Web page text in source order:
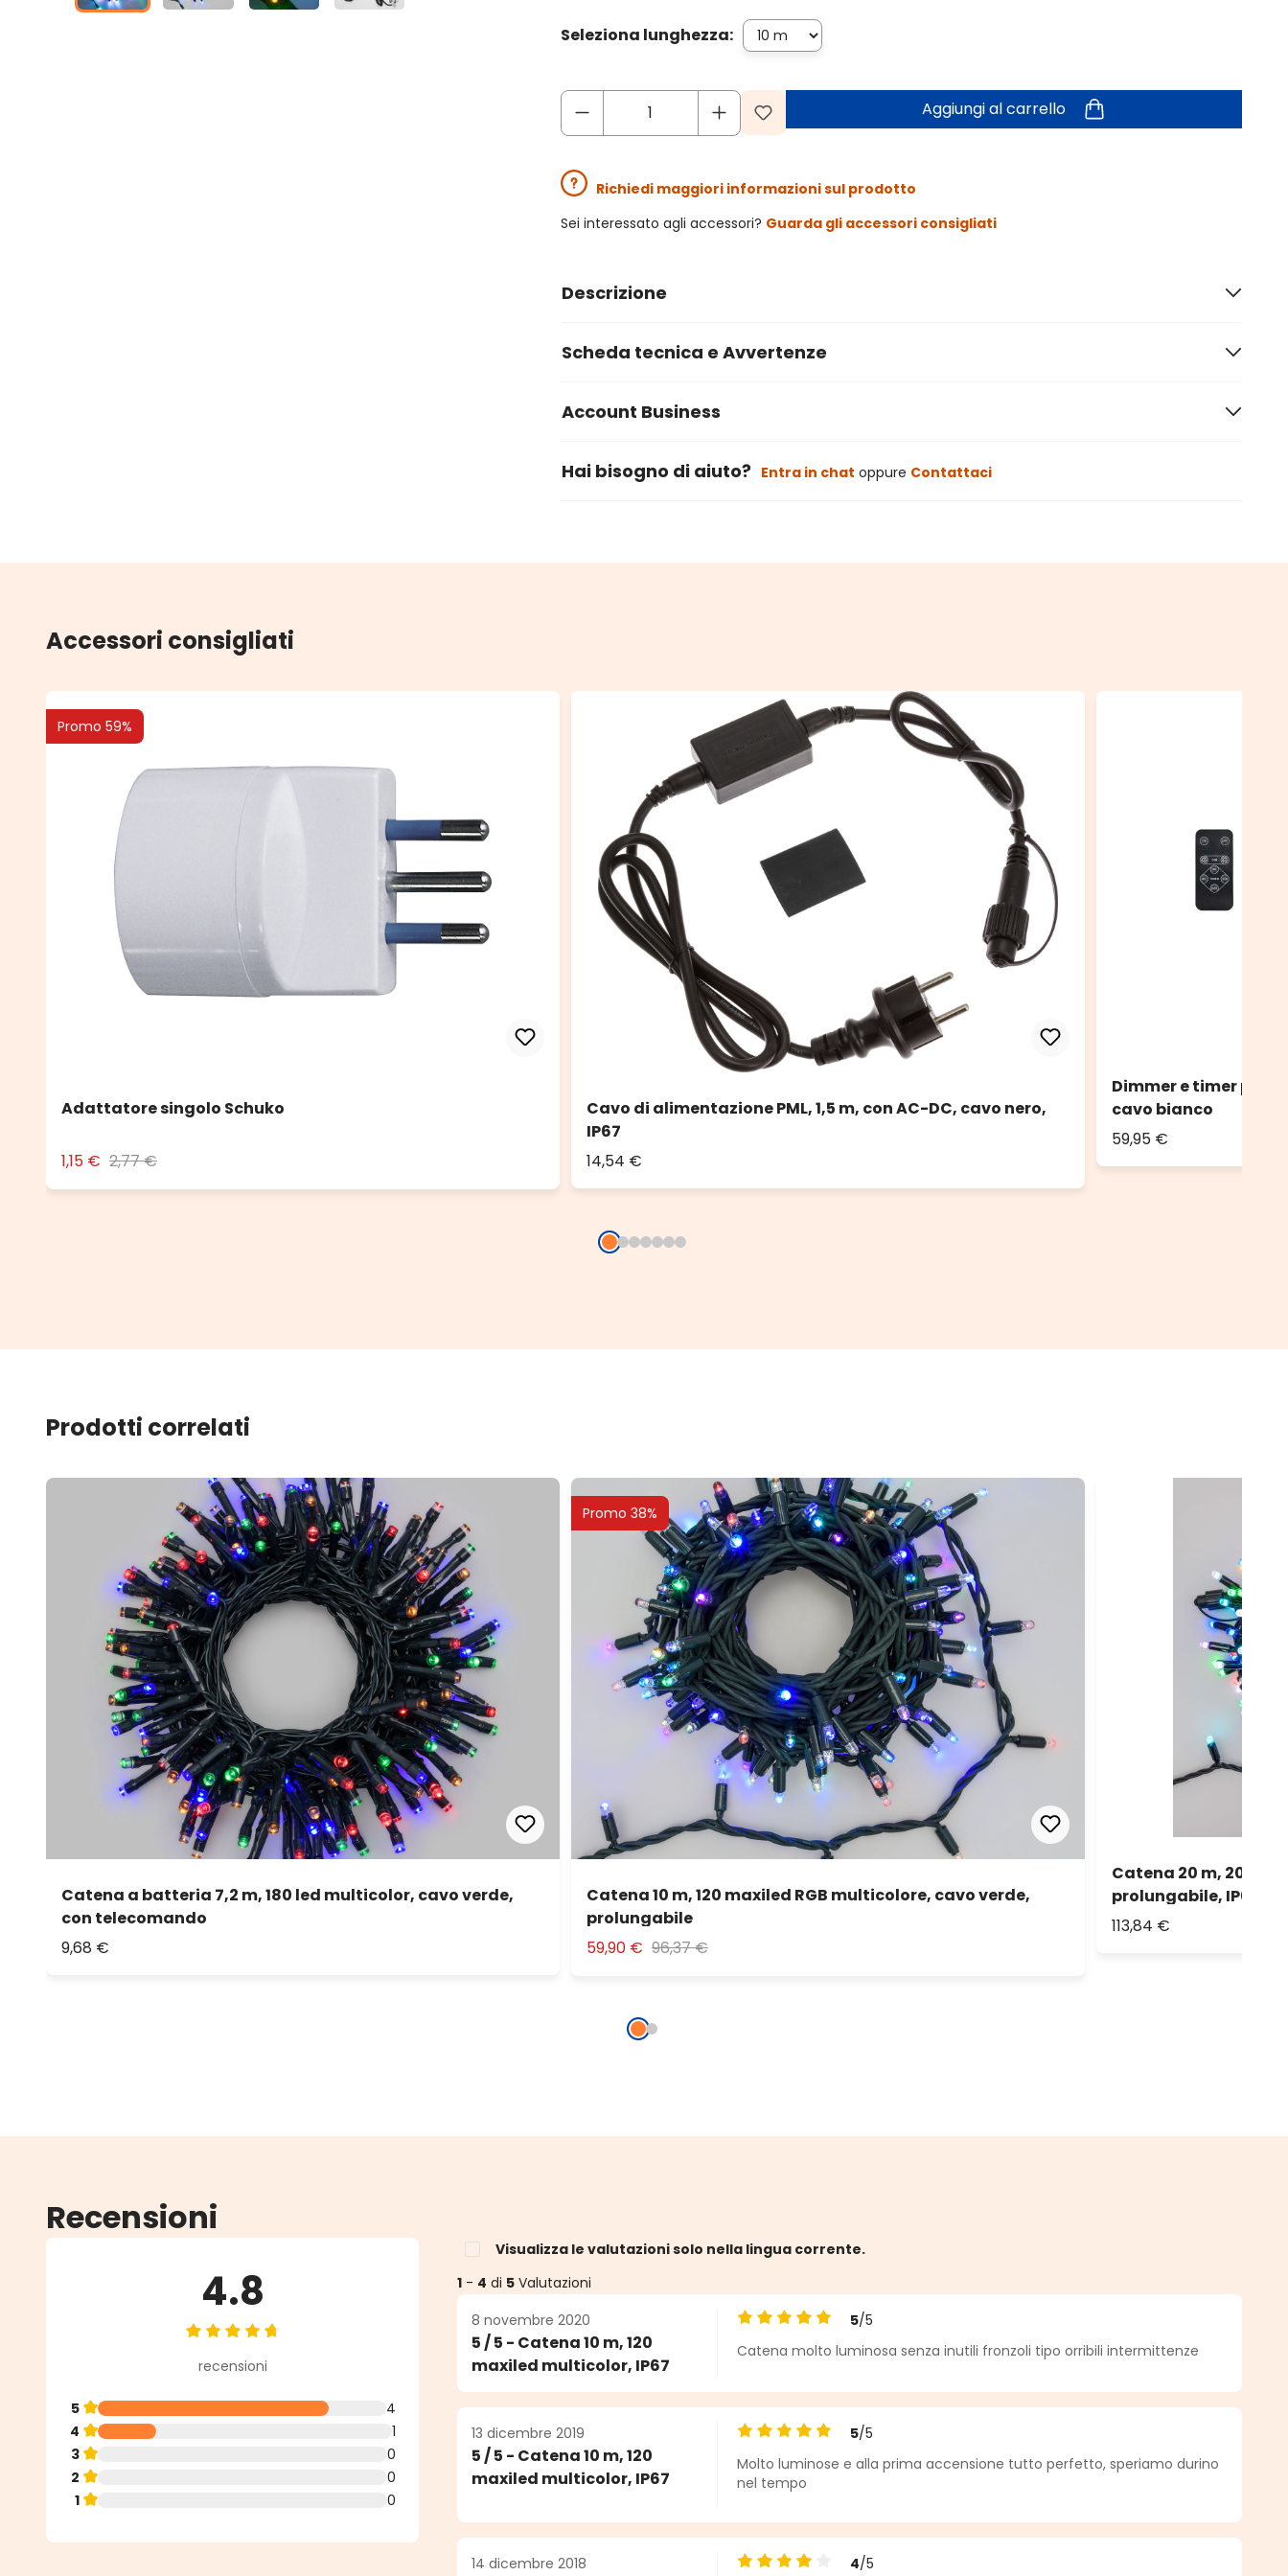
Seleziona lunghezza:
Aggiungi al carrello
Richiedi maggiori informazioni sul prodotto
Sei interessato agli accessori? Guarda gli accessori consigliati
Descrizione
Scheda tecnica e Avvertenze
Account Business
Hai bisogno di aiuto? Entra in chat oppure Contattaci
Accessori consigliati
Promo 59%
Adattatore singolo Schuko
1,15 € 2,77 €
Cavo di alimentazione PML, 1,5 m, con AC-DC, cavo nero,
IP67
14,54 €
Dimmer e timer per
cavo bianco
59,95 €
Prodotti correlati
Catena a batteria 7,2 m, 180 led multicolor, cavo verde,
con telecomando
9,68 €
Promo 38%
Catena 10 m, 120 maxiled RGB multicolore, cavo verde,
prolungabile
59,90 € 96,37 €
Catena 20 m, 200
prolungabile, IP67
113,84 €
Recensioni
4.8
Valutazione media di 4.8 su 5 stelle
recensioni
5
4
4
1
3
0
2
0
1
0
Visualizza le valutazioni solo nella lingua corrente.
1 - 4 di 5 Valutazioni
8 novembre 2020
5 / 5 - Catena 10 m, 120
maxiled multicolor, IP67
Valutazione media di 5 su 5 stelle
5/5
Catena molto luminosa senza inutili fronzoli tipo orribili intermittenze
13 dicembre 2019
5 / 5 - Catena 10 m, 120
maxiled multicolor, IP67
Valutazione media di 5 su 5 stelle
5/5
Molto luminose e alla prima accensione tutto perfetto, speriamo durino
nel tempo
14 dicembre 2018 4/5